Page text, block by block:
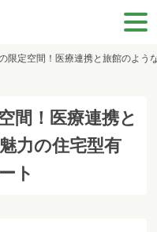
限定空間！医療連携と旅館のよ
間！医療連携と
力の住宅型有
ト